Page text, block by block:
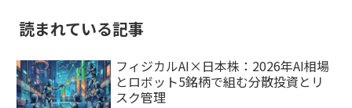
読まれている記事
フィジカルAI×日本株：2026年AI相場
とロボット5銘柄で組む分散投資とリ
スク管理